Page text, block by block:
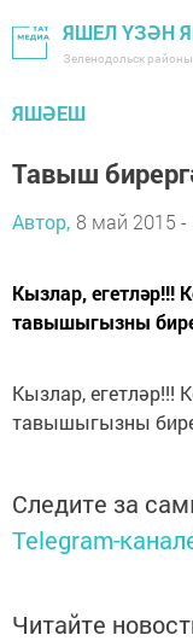
ЯШЕЛ ҮЗӘН
Зеленодольск
ЯШӘЕШ
Тавыш
Автор, 8 май 2015 -
Кызлар, егетләр!!!
тавышыгызны
Кызлар, егетләр!!!
тавышыгызны
Следите за
Telegram-
Читайте